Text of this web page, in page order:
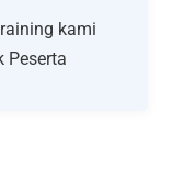
kami
Peserta